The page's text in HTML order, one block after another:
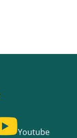
Youtube